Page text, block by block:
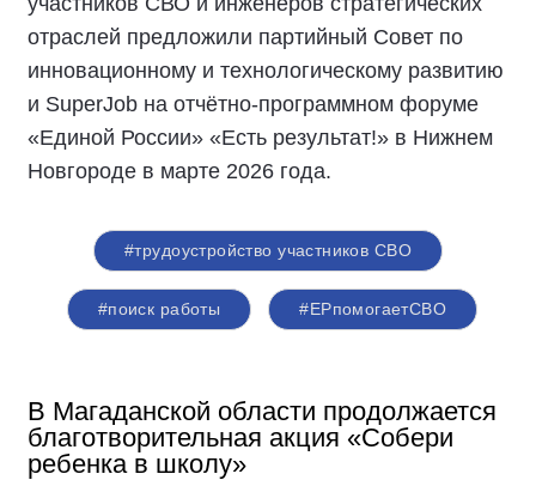
отраслей предложили партийный Совет по
инновационному и технологическому развитию
и SuperJob на отчётно-программном форуме
«Единой России» «Есть результат!» в Нижнем
Новгороде в марте 2026 года.
#трудоустройство участников СВО
#поиск работы #ЕРпомогаетСВО
В Магаданской области продолжается
благотворительная акция «Собери
ребенка в школу»